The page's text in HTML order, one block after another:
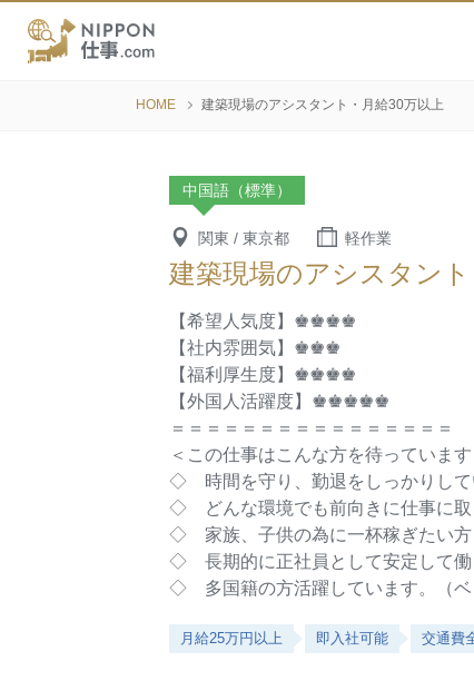
HOME 建築現場のアシスタント・月給30万以上
中国語（標準）
関東 / 東京都 軽作業
建築現場のアシスタン
【希望人気度】♚♚♚♚
【社内雰囲気】♚♚♚
【福利厚生度】♚♚♚♚
【外国人活躍度】♚♚♚♚♚
＝＝＝＝＝＝＝＝＝＝＝＝＝＝＝＝
＜この仕事はこんな方を待っています
◇ 時間を守り、勤退をしっかりして
◇ どんな環境でも前向きに仕事に取
◇ 家族、子供の為に一杯稼ぎたい方
◇ 長期的に正社員として安定して働
◇ 多国籍の方活躍しています。（ベ
月給25万円以上 即入社可能 交通費